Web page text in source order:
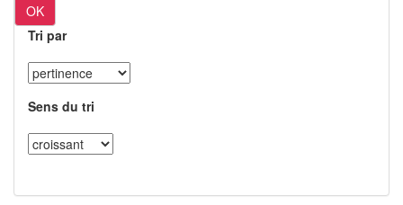
OK
Tri par
Sens du tri